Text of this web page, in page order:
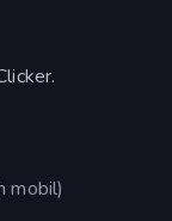
mobil)